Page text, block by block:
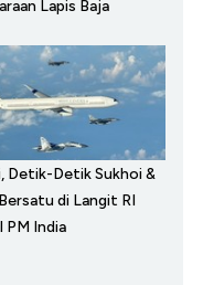
Lapis Baja
Detik-Detik Sukhoi &
di Langit RI
PM India